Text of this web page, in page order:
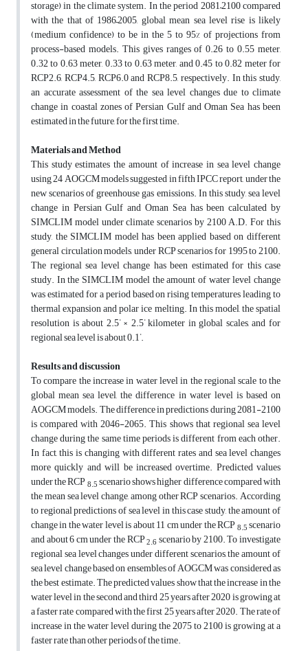
storage) in the climate system. In the period 2081–2100 compared
with the that of 1986–2005, global mean sea level rise is likely
(medium confi­dence) to be in the 5 to 95% of projections from
process-based models. This gives ranges of 0.26 to 0.55 meter,
0.32 to 0.63 meter, 0.33 to 0.63 meter, and 0.45 to 0.82 meter for
RCP2.6, RCP4.5, RCP6.0 and RCP8.5, respectively. In this study,
an accurate assessment of the sea level changes due to climate
change in coastal zones of Persian Gulf and Oman Sea has been
estimated in the future, for the first time.
Materials and Method
This study estimates the amount of increase in sea level change
using 24 AOGCM models suggested in fifth IPCC report, under the
new scenarios of greenhouse gas emissions. In this study, sea level
change in Persian Gulf and Oman Sea has been calculated by
SIMCLIM model under climate scenarios by 2100 A.D. For this
study, the SIMCLIM model has been applied based on different
general circulation models, under RCP scenarios for 1995 to 2100.
The regional sea level change has been estimated for this case
study. In the SIMCLIM model the amount of water level change
was estimated for a period based on rising temperatures leading to
thermal expansion and polar ice melting. In this model, the spatial
resolution is about 2.5°× 2.5°kilometer in global scales, and for
regional sea level is about 0.1°.
Results and discussion
To compare the increase in water level in the regional scale to the
global mean sea level, the difference in water level is based on
AOGCM models. The difference in predictions during 2081-2100
is compared with 2046-2065. This shows that regional sea level
change during the same time periods is different from each other.
In fact, this is changing with different rates and sea level changes
more quickly and will be increased overtime. Predicted values
under the RCP8.5scenario shows higher difference compared with
the mean sea level change, among other RCP scenarios. According
to regional predictions of sea level in this case study, the amount of
change in the water level is about 11 cm under the RCP8.5scenario
and about 6 cm under the RCP2.6scenario by 2100. To investigate
regional sea level changes under different scenarios, the amount of
sea level change based on ensembles of AOGCM was considered as
the best estimate. The predicted values show that the increase in the
water level in the second and third 25 years after 2020 is growing at
a faster rate compared with the first 25 years after 2020. The rate of
increase in the water level during the 2075 to 2100 is growing at a
faster rate than other periods of the time.